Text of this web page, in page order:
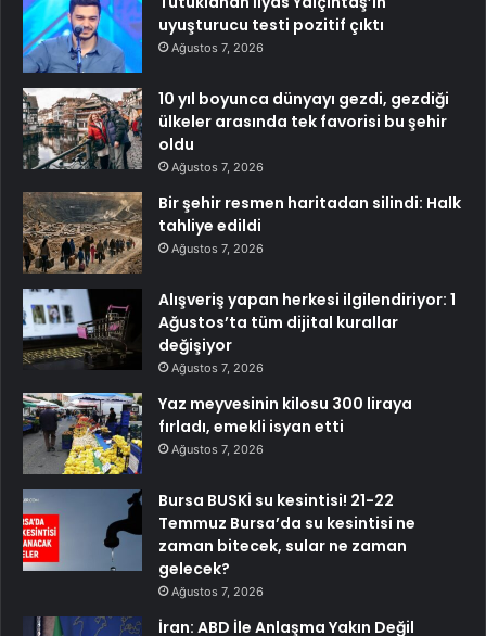
uyuşturucu testi pozitif çıktı
Ağustos 7, 2026
10 yıl boyunca dünyayı gezdi, gezdiği
ülkeler arasında tek favorisi bu şehir
oldu
Ağustos 7, 2026
Bir şehir resmen haritadan silindi: Halk
tahliye edildi
Ağustos 7, 2026
Alışveriş yapan herkesi ilgilendiriyor: 1
Ağustos’ta tüm dijital kurallar
değişiyor
Ağustos 7, 2026
Yaz meyvesinin kilosu 300 liraya
fırladı, emekli isyan etti
Ağustos 7, 2026
Bursa BUSKİ su kesintisi! 21-22
Temmuz Bursa’da su kesintisi ne
zaman bitecek, sular ne zaman
gelecek?
Ağustos 7, 2026
İran: ABD İle Anlaşma Yakın Değil